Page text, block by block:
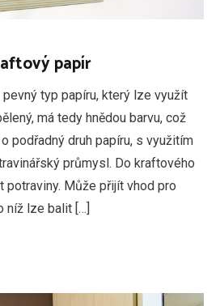
papír
typ papíru, který lze využít
má tedy hnědou barvu, což
podřadný druh papíru, s využitím
průmysl. Do kraftového
potraviny. Může přijít vhod pro
níž lze balit […]